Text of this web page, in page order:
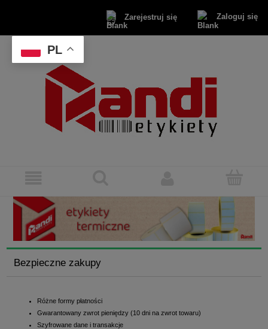
Zarejestruj się Zaloguj się
Bezpieczne zakupy
Różne formy płatności
Gwarantowany zwrot pieniędzy (10 dni na zwrot towaru)
Szyfrowane dane i transakcje
PL